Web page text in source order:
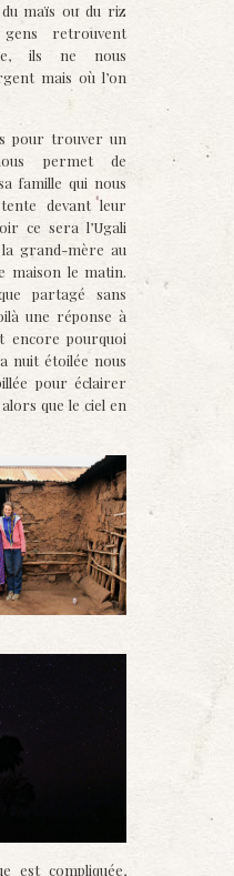
maïs ou du riz
retrouvent
ils ne nous
mais où l’on
pour trouver un
permet de
famille qui nous
devant leur
ce sera l’Ugali
grand-mère au
maison le matin.
partagé sans
une réponse à
encore pourquoi
nuit étoilée nous
pour éclairer
que le ciel en
est compliquée,